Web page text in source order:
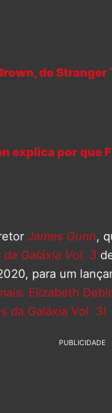
de Stranger
explica por que
James Gunn,
da Galáxia Vol. 3
para um
Elizabeth
da Galáxia Vol. 3!
PUBLICIDADE